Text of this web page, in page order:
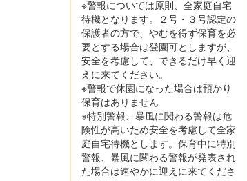
※警報については原則、全家庭自宅
待機となります。２号・３号認定の
保護者の方で、やむを得ず保育を必
要とする場合は登園可としますが、
安全を考慮して、できるだけ早く迎
えに来てください。
※警報で休園になった場合は預かり
保育はありません
※特別警報、暴風に関わる警報は危
険性が高いため安全を考慮して全家
庭自宅待機とします。保育中に特別
警報、暴風に関わる警報が発表され
た場合は速やかに迎えに来てくださ